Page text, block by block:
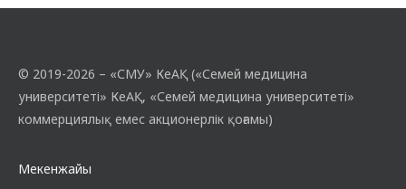
© 2019-2026 – «СМУ» КеАҚ («Семей медицина
университеті» КеАҚ, «Семей медицина университеті»
коммерциялық емес акционерлік қоғамы)
Мекенжайы